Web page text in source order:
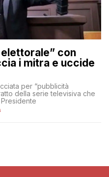
con
i mitra e uccide
per “pubblicità
della serie televisiva che